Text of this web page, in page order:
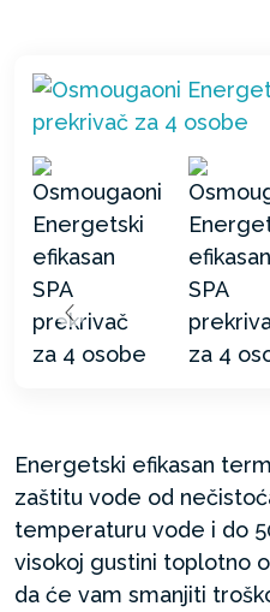
Energetski efikasan
zaštitu vode od
temperaturu vode i do
visokoj gustini toplotno
da će vam smanjiti